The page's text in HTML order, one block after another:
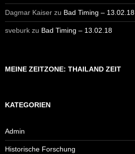
Dagmar Kaiser zu Bad Timing – 13.02.18
sveburk zu Bad Timing – 13.02.18
MEINE ZEITZONE: THAILAND ZEIT
KATEGORIEN
Admin
Historische Forschung